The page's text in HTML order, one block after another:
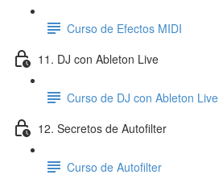
Curso de Efectos MIDI
11. DJ con Ableton Live
Curso de DJ con Ableton Live
12. Secretos de Autofilter
Curso de Autofilter